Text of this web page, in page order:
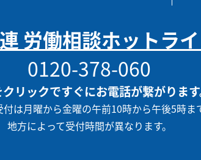
労働相談ホットラ
0120-378-060
リックですぐにお電話が繋がります
は月曜から金曜の午前10時から午後5時ま
地方によって受付時間が異なります。